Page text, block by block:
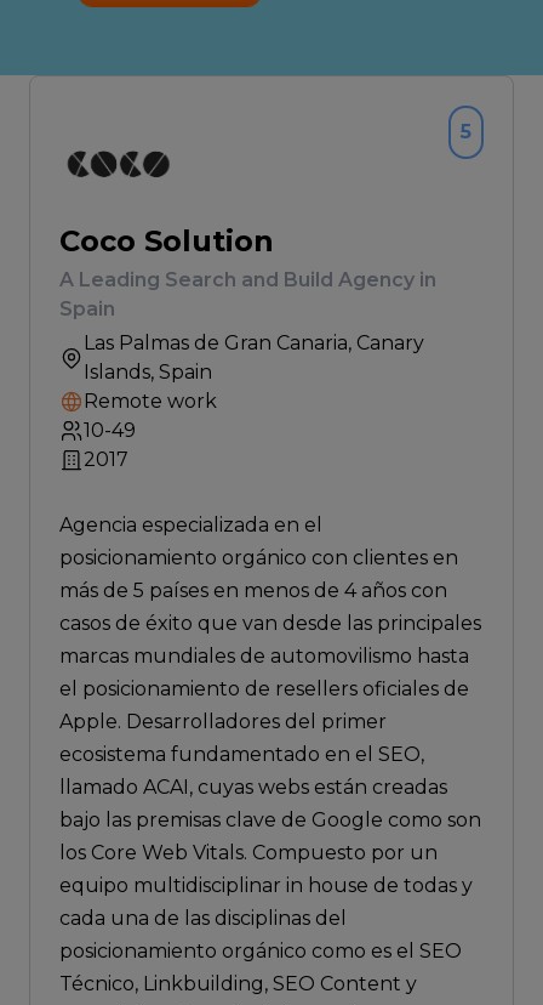
Coco Solution
A Leading Search and Build Agency in
Spain
Las Palmas de Gran Canaria, Canary
Islands, Spain
Remote work
10-49
2017
5
Agencia especializada en el
posicionamiento orgánico con clientes en
más de 5 países en menos de 4 años con
casos de éxito que van desde las principales
marcas mundiales de automovilismo hasta
el posicionamiento de resellers oficiales de
Apple. Desarrolladores del primer
ecosistema fundamentado en el SEO,
llamado ACAI, cuyas webs están creadas
bajo las premisas clave de Google como son
los Core Web Vitals. Compuesto por un
equipo multidisciplinar in house de todas y
cada una de las disciplinas del
posicionamiento orgánico como es el SEO
Técnico, Linkbuilding, SEO Content y